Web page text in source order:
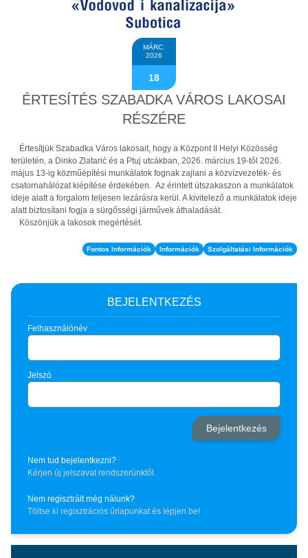
MÁRC.
2026
18
ÉRTESÍTÉS SZABADKA VÁROS LAKOSAI
RÉSZÉRE
Értesítjük Szabadka Város lakosait, hogy a Központ II Helyi Közösség
területén, a Dinko Zlatarić és a Ptuj utcákban, 2026. március 19-től 2026.
május 13-ig közműépítési munkálatok fognak zajlani a közvízvezeték- és
csatornahálózat kiépítése érdekében. Az érintett útszakaszon a munkálatok
ideje alatt a forgalom teljesen lezárásra kerül. A kivitelező a munkálatok ideje
alatt biztosítani fogja a sürgősségi járművek áthaladását.
Köszönjük a lakosok megértését.
Fontos Információk Információk Szolgáltatási Információk
BEJELENTKEZÉS
Felhasználónév
Jelszó
Nem tud bejelentkezni?
Kérjen új jelszavat rendszerünktől.
Nem regisztrált még nálunk?
Töltse ki regisztrációs űrlapunkat és lépjen be!